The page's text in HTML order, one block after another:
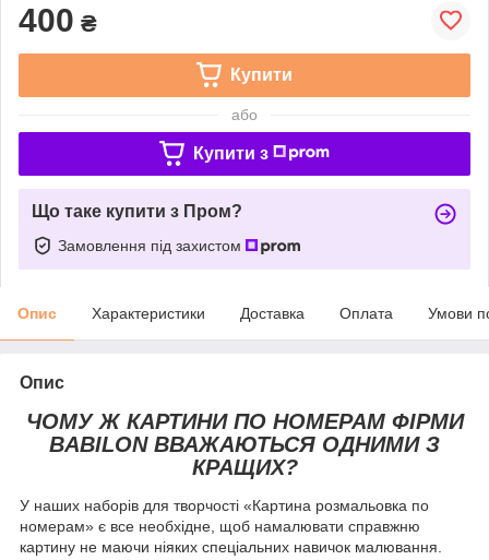
400 ₴
Купити
або
Купити з
Що таке купити з Пром?
Замовлення під захистом
Опис Характеристики Доставка Оплата Умови
Опис
ЧОМУ Ж КАРТИНИ ПО НОМЕРАМ ФІРМИ
BABILON ВВАЖАЮТЬСЯ ОДНИМИ З
КРАЩИХ?
У наших наборів для творчості «Картина розмальовка по
номерам» є все необхідне, щоб намалювати справжню
картину не маючи ніяких спеціальних навичок малювання.